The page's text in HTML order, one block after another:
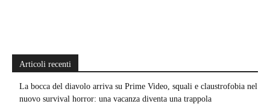
Articoli recenti
La bocca del diavolo arriva su Prime Video, squali e claustrofobia nel
nuovo survival horror: una vacanza diventa una trappola